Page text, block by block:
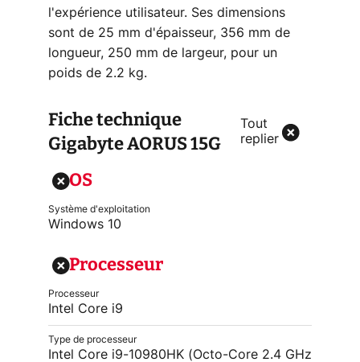
l'expérience utilisateur. Ses dimensions
sont de 25 mm d'épaisseur, 356 mm de
longueur, 250 mm de largeur, pour un
poids de 2.2 kg.
Fiche technique
Gigabyte AORUS 15G
Tout
replier
OS
Système d'exploitation
Windows 10
Processeur
Processeur
Intel Core i9
Type de processeur
Intel Core i9-10980HK (Octo-Core 2.4 GHz